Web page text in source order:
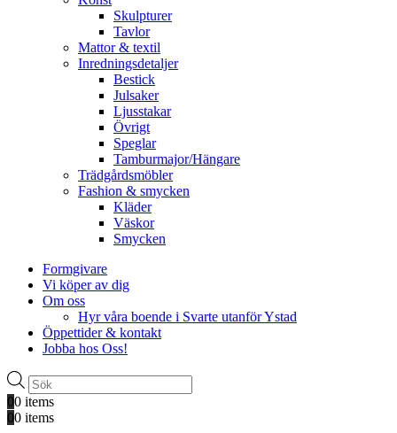
Skulpturer
Tavlor
Mattor & textil
Inredningsdetaljer
Bestick
Julsaker
Ljusstakar
Övrigt
Speglar
Tamburmajor/Hängare
Trädgårdsmöbler
Fashion & smycken
Kläder
Väskor
Smycken
Formgivare
Vi köper av dig
Om oss
Hyr våra boende i Svarte utanför Ystad
Öppettider & kontakt
Jobba hos Oss!
Produktsökning
00 items
00 items